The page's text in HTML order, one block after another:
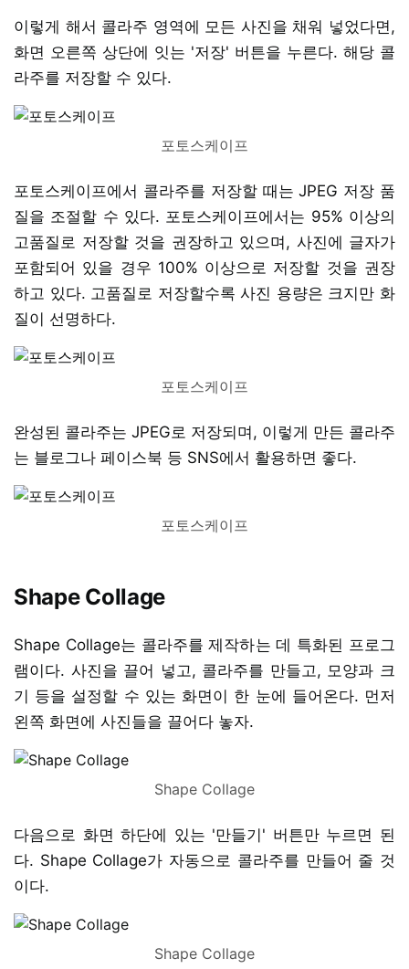
이렇게 해서 콜라주 영역에 모든 사진을 채워 넣었다면,
화면 오른쪽 상단에 잇는 '저장' 버튼을 누른다. 해당 콜
라주를 저장할 수 있다.
포토스케이프
포토스케이프에서 콜라주를 저장할 때는 JPEG 저장 품
질을 조절할 수 있다. 포토스케이프에서는 95% 이상의
고품질로 저장할 것을 권장하고 있으며, 사진에 글자가
포함되어 있을 경우 100% 이상으로 저장할 것을 권장
하고 있다. 고품질로 저장할수록 사진 용량은 크지만 화
질이 선명하다.
포토스케이프
완성된 콜라주는 JPEG로 저장되며, 이렇게 만든 콜라주
는 블로그나 페이스북 등 SNS에서 활용하면 좋다.
포토스케이프
Shape Collage
Shape Collage는 콜라주를 제작하는 데 특화된 프로그
램이다. 사진을 끌어 넣고, 콜라주를 만들고, 모양과 크
기 등을 설정할 수 있는 화면이 한 눈에 들어온다. 먼저
왼쪽 화면에 사진들을 끌어다 놓자.
Shape Collage
다음으로 화면 하단에 있는 '만들기' 버튼만 누르면 된
다. Shape Collage가 자동으로 콜라주를 만들어 줄 것
이다.
Shape Collage